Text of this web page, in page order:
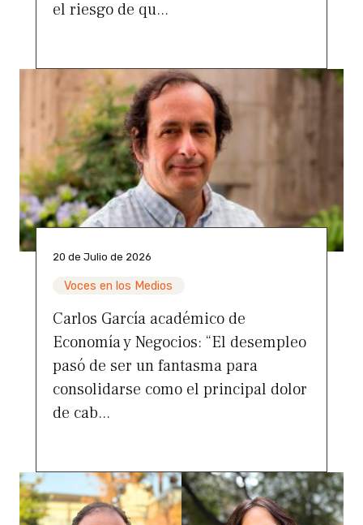
el riesgo de qu...
20 de Julio de 2026
Voces en los Medios
Carlos García académico de
Economía y Negocios: “El desempleo
pasó de ser un fantasma para
consolidarse como el principal dolor
de cab...